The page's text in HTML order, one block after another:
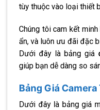
tùy thuộc vào loại thiết
Chúng tôi cam kết
ẩn, và luôn ưu đãi đặc
Dưới đây là bảng giá
giúp bạn dễ dàng so
Bảng Giá
Dưới đây là bảng giá